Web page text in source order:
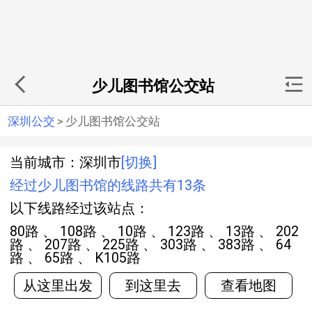
少儿图书馆公交站
深圳公交 > 少儿图书馆公交站
当前城市：深圳市 [切换]
经过少儿图书馆的线路共有13条
以下线路经过该站点：
80路 、 108路 、 10路 、 123路 、 13路 、 202
路 、 207路 、 225路 、 303路 、 383路 、 64
路 、 65路 、 K105路
从这里出发
到这里去 查看地图